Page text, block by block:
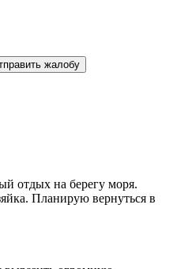
жалобу
отдых на берегу моря.
Планирую вернуться в